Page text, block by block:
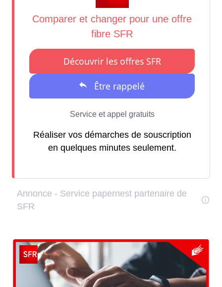
Réaliser vos démarches de souscription
en quelques minutes seulement.